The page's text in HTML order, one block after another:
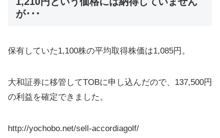
が･･･
保有していた1,100株の平均取得株価は1,085円。
大和証券に移管してTOBに申し込んだので、137,500円
の利益を確定できました。
http://yochobo.net/sell-accordiagolf/